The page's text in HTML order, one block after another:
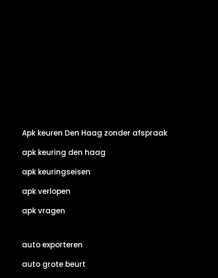
Apk keuren Den Haag zonder afspraak
apk keuring den haag
apk keuringseisen
apk verlopen
apk vragen
auto exporteren
auto grote beurt